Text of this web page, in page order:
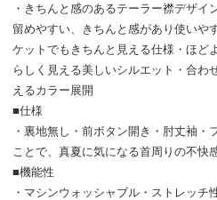
・きちんと感のあるテーラー襟デザイ
留めやすい、きちんと感があり使いや
ケットでもきちんと見える仕様・ほど
らしく見える美しいシルエット・合わ
えるカラー展開
■仕様
・裏地無し・前ボタン開き・肘丈袖
ことで、真夏に気になる首周りの不快
■機能性
・マシンウォッシャブル・ストレッ